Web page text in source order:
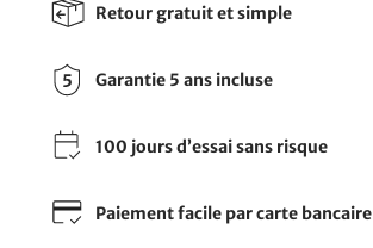
Retour gratuit et simple
Garantie 5 ans incluse
100 jours d’essai sans risque
Paiement facile par carte bancaire